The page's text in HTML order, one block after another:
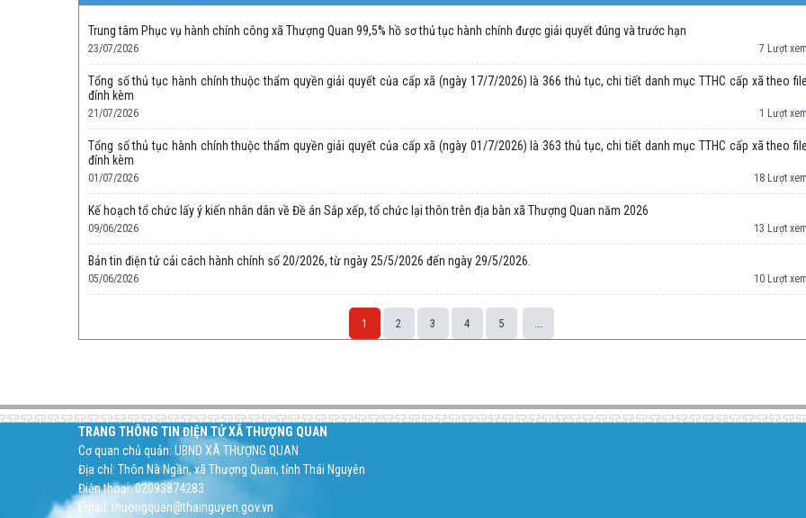
Trung tâm Phục vụ hành chính công xã Thượng Quan 99,5% hồ sơ thủ tục hành chính được giải quyết đúng và trước hạn
23/07/2026 7 Lượt xem
Tổng số thủ tục hành chính thuộc thẩm quyền giải quyết của cấp xã (ngày 17/7/2026) là 366 thủ tục, chi tiết danh mục TTHC cấp xã theo file
đính kèm
21/07/2026 1 Lượt xem
Tổng số thủ tục hành chính thuộc thẩm quyền giải quyết của cấp xã (ngày 01/7/2026) là 363 thủ tục, chi tiết danh mục TTHC cấp xã theo file
đính kèm
01/07/2026 18 Lượt xem
Kế hoạch tổ chức lấy ý kiến nhân dân về Đề án Sắp xếp, tổ chức lại thôn trên địa bàn xã Thượng Quan năm 2026
09/06/2026 13 Lượt xem
Bản tin điện tử cải cách hành chính số 20/2026, từ ngày 25/5/2026 đến ngày 29/5/2026.
05/06/2026 10 Lượt xem
1 2 3 4 5 ...
TRANG THÔNG TIN ĐIỆN TỬ XÃ THƯỢNG QUAN
Cơ quan chủ quản: UBND XÃ THƯỢNG QUAN
Địa chỉ: Thôn Nà Ngần, xã Thượng Quan, tỉnh Thái Nguyên
Điện thoại: 02093874283
Email: thuongquan@thainguyen.gov.vn